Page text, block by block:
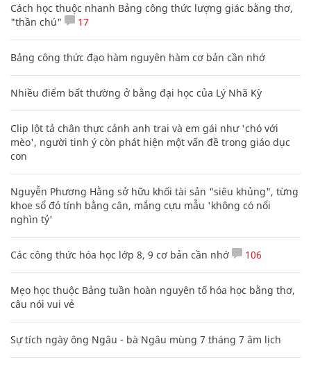
Cách học thuộc nhanh Bảng công thức lượng giác bằng thơ,
"thần chú"
17
Bảng công thức đạo hàm nguyên hàm cơ bản cần nhớ
Nhiều điểm bất thường ở bằng đại học của Lý Nhã Kỳ
Clip lột tả chân thực cảnh anh trai và em gái như 'chó với
mèo', người tinh ý còn phát hiện một vấn đề trong giáo dục
con
Nguyễn Phương Hằng sở hữu khối tài sản "siêu khủng", từng
khoe sổ đỏ tính bằng cân, mắng cựu mẫu 'không có nổi
nghìn tỷ'
Các công thức hóa học lớp 8, 9 cơ bản cần nhớ 106
Mẹo học thuộc Bảng tuần hoàn nguyên tố hóa học bằng thơ,
câu nói vui vẻ
Sự tích ngày ông Ngâu - bà Ngâu mùng 7 tháng 7 âm lịch